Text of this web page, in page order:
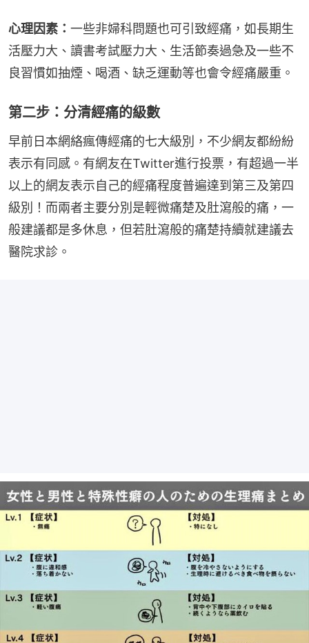
心理因素： 一些非婦科問題也可引致經痛，如長期生
活壓力大、讀書考試壓力大、生活節奏過急及一些不
良習慣如抽煙、喝酒、缺乏運動等也會令經痛嚴重。
第二步：分清經痛的級數
早前日本網絡瘋傳經痛的七大級別，不少網友都紛紛
表示有同感。有網友在Twitter進行投票，有超過一半
以上的網友表示自己的經痛程度普遍達到第三及第四
級別！而兩者主要分別是輕微痛楚及肚瀉般的痛，一
般建議都是多休息，但若肚瀉般的痛楚持續就建議去
醫院求診。